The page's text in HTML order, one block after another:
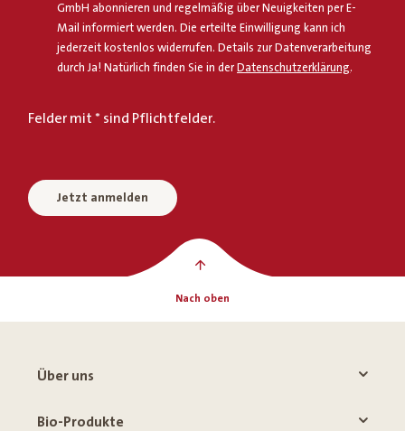
GmbH abonnieren und regelmäßig über Neuigkeiten per E-
Mail informiert werden. Die erteilte Einwilligung kann ich
jederzeit kostenlos widerrufen. Details zur Datenverarbeitung
durch Ja! Natürlich finden Sie in derDatenschutzerklärung.
Felder mit * sind Pflichtfelder.
Jetzt anmelden
Nach oben
Über uns
Bio-Produkte